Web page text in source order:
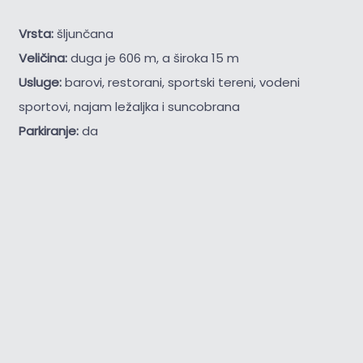
Vrsta:šljunčana
Veličina:duga je 606 m, a široka 15 m
Usluge:barovi, restorani, sportski tereni, vodeni
sportovi, najam ležaljka i suncobrana
Parkiranje:da